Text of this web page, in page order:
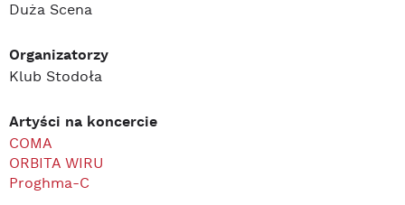
Duża Scena
Organizatorzy
Klub Stodoła
Artyści na koncercie
COMA
ORBITA WIRU
Proghma-C